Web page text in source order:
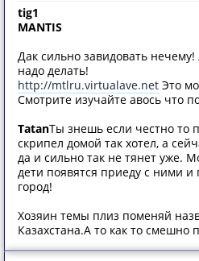
tig1
MANTIS
Дак сильно завидовать
надо делать!
http://mtlru.virtualave.net Это
Смотрите изучайте авось что
TatanТы знешь если честно то
скрипел домой так хотел, а
да и сильно так не тянет уже.
дети появятся приеду с ними
город!
Хозяин темы плиз поменяй
Казахстана.А то как то смешно